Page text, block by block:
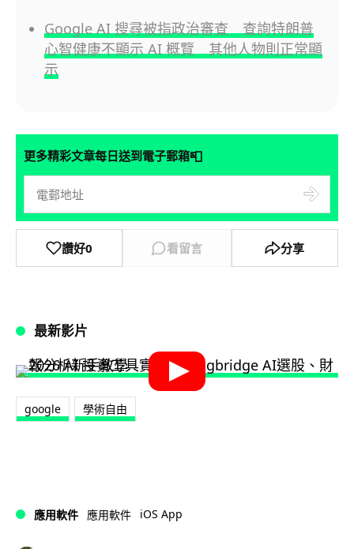
Google AI 搜尋被指政治審查 查詢特朗普
心智健康不顯示 AI 概覽 其他人物則正常顯
示
更多精彩文章每日送到電子郵箱📮
讚好0 看留言 分享
最新影片
google 學術自由
應用軟件 應用軟件 iOS App